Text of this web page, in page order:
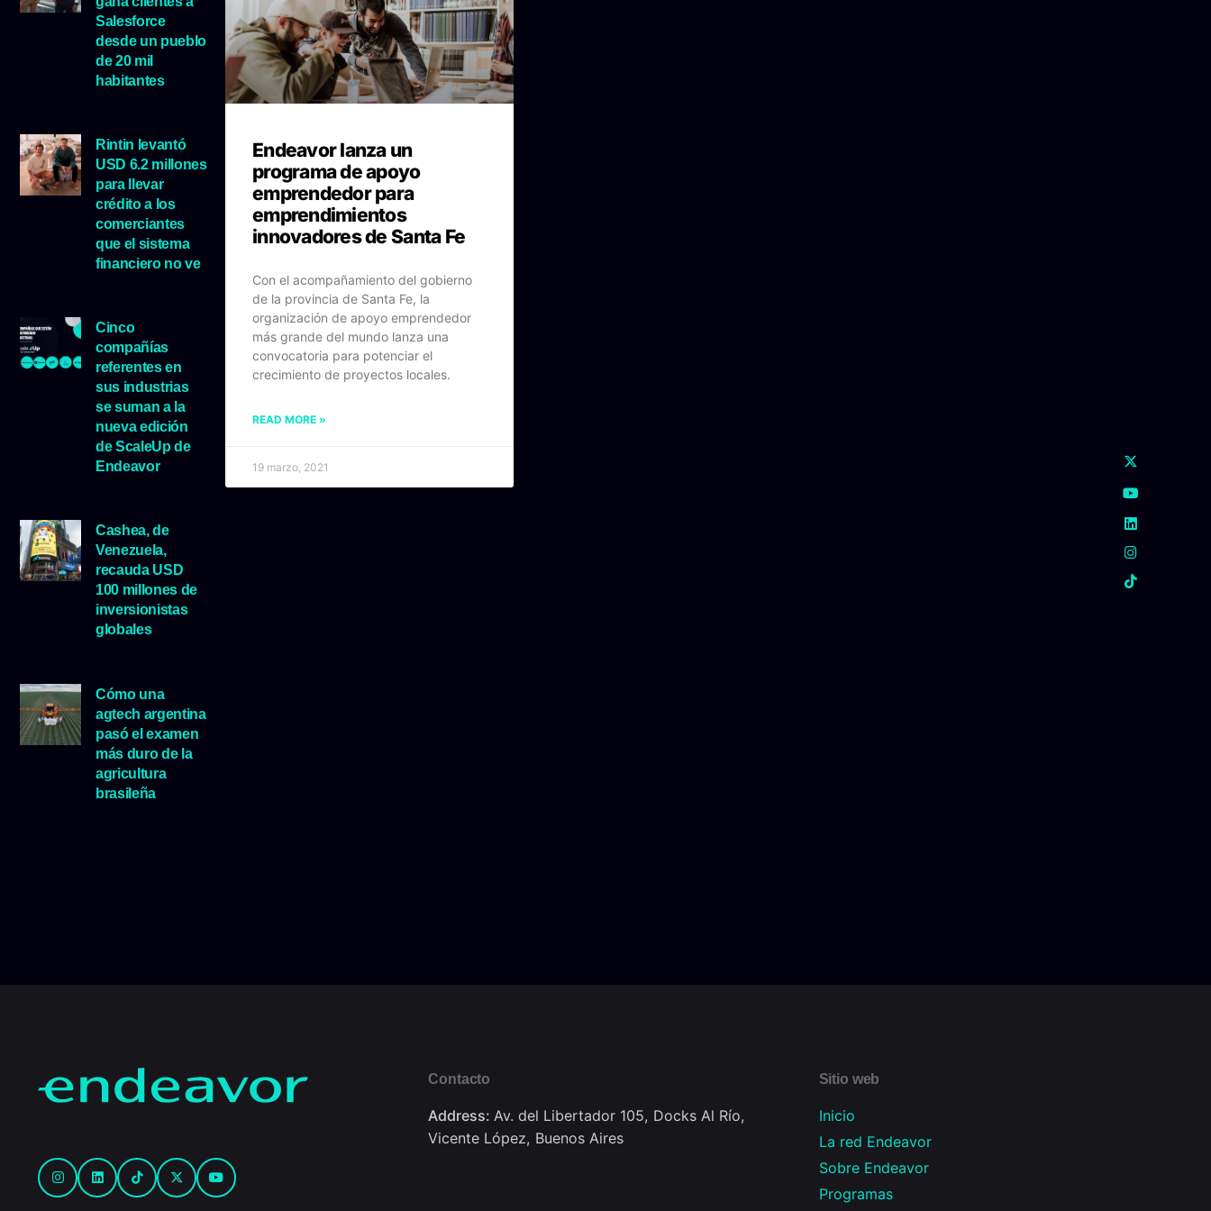
Salesforce
desde un pueblo
de 20 mil
habitantes
Rintin levantó
USD 6.2 millones
para llevar
crédito a los
comerciantes
que el sistema
financiero no ve
Cinco
compañías
referentes en
sus industrias
se suman a la
nueva edición
de ScaleUp de
Endeavor
Cashea, de
Venezuela,
recauda USD
100 millones de
inversionistas
globales
Cómo una
agtech argentina
pasó el examen
más duro de la
agricultura
brasileña
Endeavor lanza un
programa de apoyo
emprendedor para
emprendimientos
innovadores de Santa Fe
Con el acompañamiento del gobierno
de la provincia de Santa Fe, la
organización de apoyo emprendedor
más grande del mundo lanza una
convocatoria para potenciar el
crecimiento de proyectos locales.
READ MORE »
19 marzo, 2021
Contacto
Address: Av. del Libertador 105, Docks Al Río,
Vicente López, Buenos Aires
Sitio web
Inicio
La red Endeavor
Sobre Endeavor
Programas